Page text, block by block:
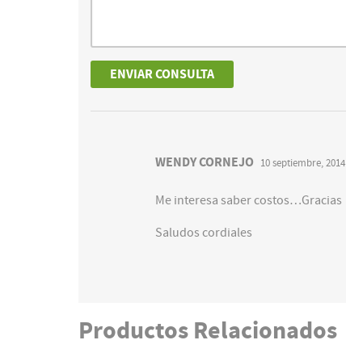
WENDY CORNEJO 10 septiembre, 2014
Me interesa saber costos…Gracias
Saludos cordiales
Productos Relacionados